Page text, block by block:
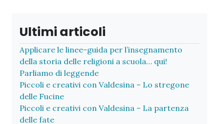
Ultimi articoli
Applicare le linee-guida per l’insegnamento
della storia delle religioni a scuola… qui!
Parliamo di leggende
Piccoli e creativi con Valdesina – Lo stregone
delle Fucine
Piccoli e creativi con Valdesina – La partenza
delle fate